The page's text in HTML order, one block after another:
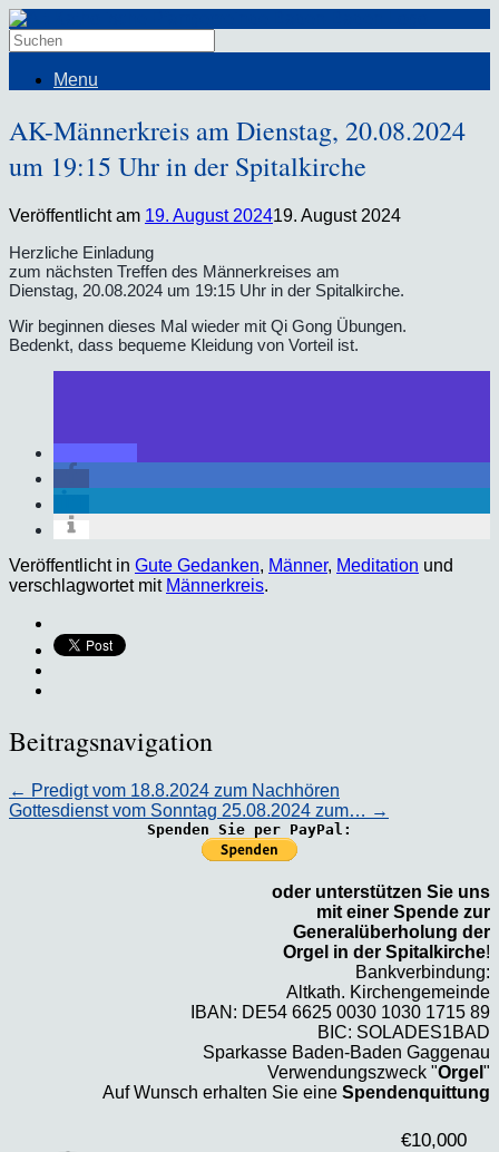
Menu
AK-Männerkreis am Dienstag, 20.08.2024
um 19:15 Uhr in der Spitalkirche
Veröffentlicht am 19. August 202419. August 2024
Herzliche Einladung
zum nächsten Treffen des Männerkreises am
Dienstag, 20.08.2024 um 19:15 Uhr in der Spitalkirche.
Wir beginnen dieses Mal wieder mit Qi Gong Übungen.
Bedenkt, dass bequeme Kleidung von Vorteil ist.
Veröffentlicht in Gute Gedanken, Männer, Meditation und
verschlagwortet mit Männerkreis.
Beitragsnavigation
← Predigt vom 18.8.2024 zum Nachhören
Gottesdienst vom Sonntag 25.08.2024 zum… →
Spenden Sie per PayPal:
oder unterstützen Sie uns
mit einer Spende zur
Generalüberholung der
Orgel in der Spitalkirche!
Bankverbindung:
Altkath. Kirchengemeinde
IBAN: DE54 6625 0030 1030 1715 89
BIC: SOLADES1BAD
Sparkasse Baden-Baden Gaggenau
Verwendungszweck "Orgel "
Auf Wunsch erhalten Sie eine Spendenquittung
€10,000